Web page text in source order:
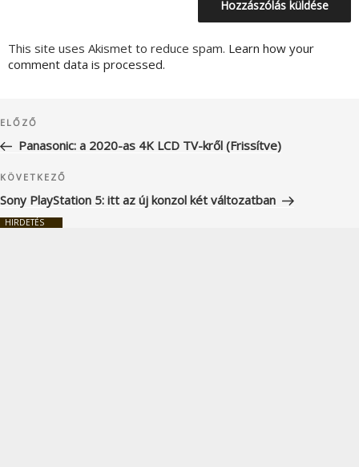
This site uses Akismet to reduce spam. Learn how your
comment data is processed.
navigáció
Korábbi
bejegyzés
ELŐZŐ
Panasonic: a 2020-as 4K LCD TV-kről (Frissítve)
Következő
bejegyzés
KÖVETKEZŐ
Sony PlayStation 5: itt az új konzol két változatban
HIRDETÉS